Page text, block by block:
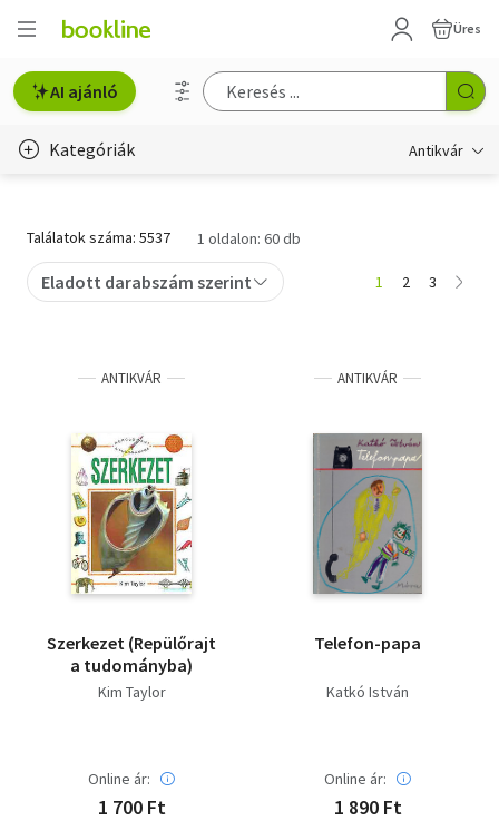
Üres
AI ajánló
Kategóriák Antikvár
Életmód, egészség
Hobbi, szabadidő
Idegen nyelvű
Irodalom
Kotta
Minikönyv
Művészet
Szótár, nyelvkönyv
Találatok száma: 5537 1 oldalon: 60 db
Eladott darabszám szerint 1 2 3
ANTIKVÁR
Szerkezet (Repülőrajt
a tudományba)
Kim Taylor
Online ár:
1 700 Ft
ANTIKVÁR
Telefon-papa
Katkó István
Online ár:
1 890 Ft